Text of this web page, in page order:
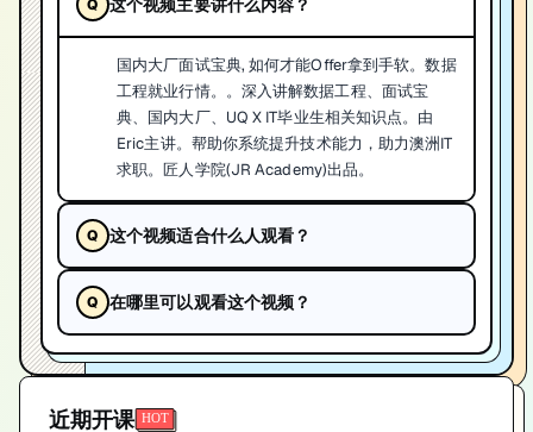
国内大厂面试宝典, 如何才能Offer拿到手软。数据
工程就业行情。。深入讲解数据工程、面试宝
典、国内大厂、UQ X IT毕业生相关知识点。由
Eric主讲。帮助你系统提升技术能力，助力澳洲IT
求职。匠人学院(JR Academy)出品。
这个视频适合什么人观看？
在哪里可以观看这个视频？
近期开课